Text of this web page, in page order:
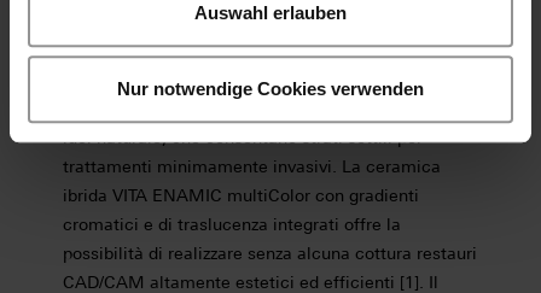
Auswahl erlauben
Nur notwendige Cookies verwenden
Un numero sempre maggiore di pazienti desidera il
sorriso ottimale con un trattamento a faccette. Per
questo tipo di interventi cosmetici laboratori e studi
luci naturale, che consentano strati sottili per
trattamenti minimamente invasivi. La ceramica
ibrida VITA ENAMIC multiColor con gradienti
cromatici e di traslucenza integrati offre la
possibilità di realizzare senza alcuna cottura restauri
CAD/CAM altamente estetici ed efficienti [1]. Il